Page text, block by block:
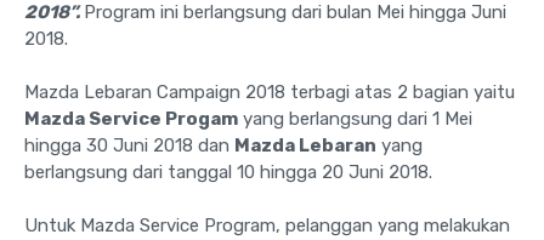
2018”.Program ini berlangsung dari bulan Mei hingga Juni
2018.
Mazda Lebaran Campaign 2018 terbagi atas 2 bagian yaitu
Mazda Service Progam yang berlangsung dari 1 Mei
hingga 30 Juni 2018 dan Mazda Lebaran yang
berlangsung dari tanggal 10 hingga 20 Juni 2018.
Untuk Mazda Service Program, pelanggan yang melakukan